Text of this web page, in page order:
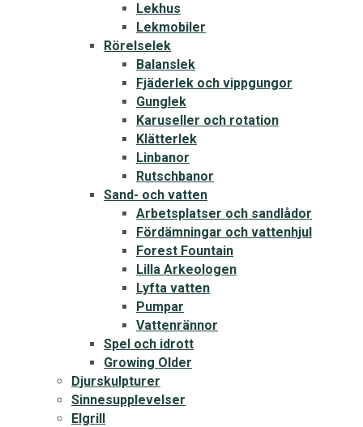
Lekhus
Lekmobiler
Rörelselek
Balanslek
Fjäderlek och vippgungor
Gunglek
Karuseller och rotation
Klätterlek
Linbanor
Rutschbanor
Sand- och vatten
Arbetsplatser och sandlådor
Fördämningar och vattenhjul
Forest Fountain
Lilla Arkeologen
Lyfta vatten
Pumpar
Vattenrännor
Spel och idrott
Growing Older
Djurskulpturer
Sinnesupplevelser
Elgrill